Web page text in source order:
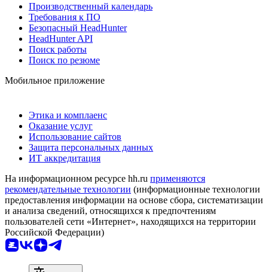
Производственный календарь
Требования к ПО
Безопасный HeadHunter
HeadHunter API
Поиск работы
Поиск по резюме
Мобильное приложение
Этика и комплаенс
Оказание услуг
Использование сайтов
Защита персональных данных
ИТ аккредитация
На информационном ресурсе hh.ru применяются
рекомендательные технологии (информационные технологии
предоставления информации на основе сбора, систематизации
и анализа сведений, относящихся к предпочтениям
пользователей сети «Интернет», находящихся на территории
Российской Федерации)